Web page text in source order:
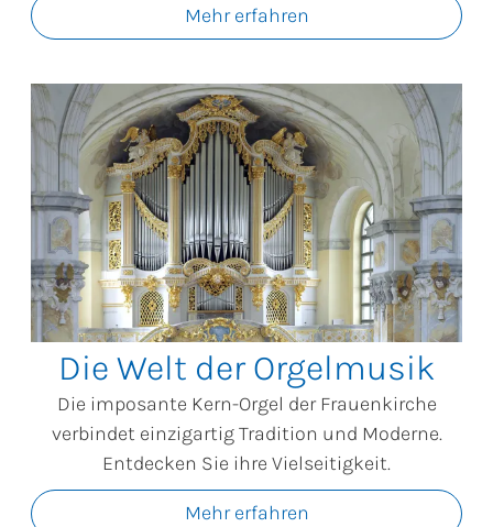
Mehr erfahren
Die Welt der Orgelmusik
Die imposante Kern-Orgel der Frauenkirche
verbindet einzigartig Tradition und Moderne.
Entdecken Sie ihre Vielseitigkeit.
Mehr erfahren